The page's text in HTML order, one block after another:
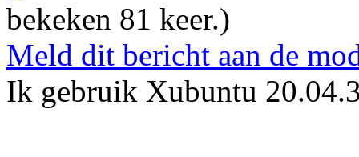
bekeken 81 keer.)
Meld dit bericht aan de
Ik gebruik Xubuntu